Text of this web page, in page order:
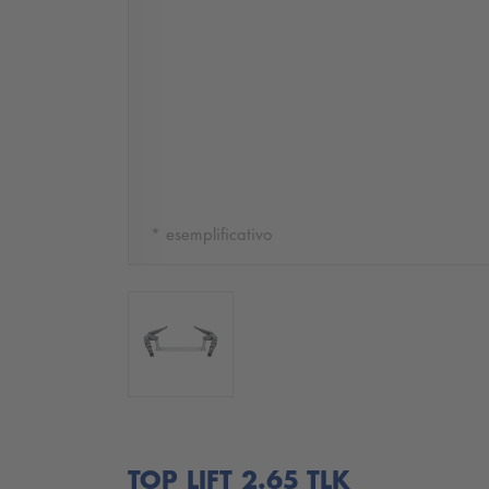
* esemplificativo
TOP LIFT 2.65 TLK